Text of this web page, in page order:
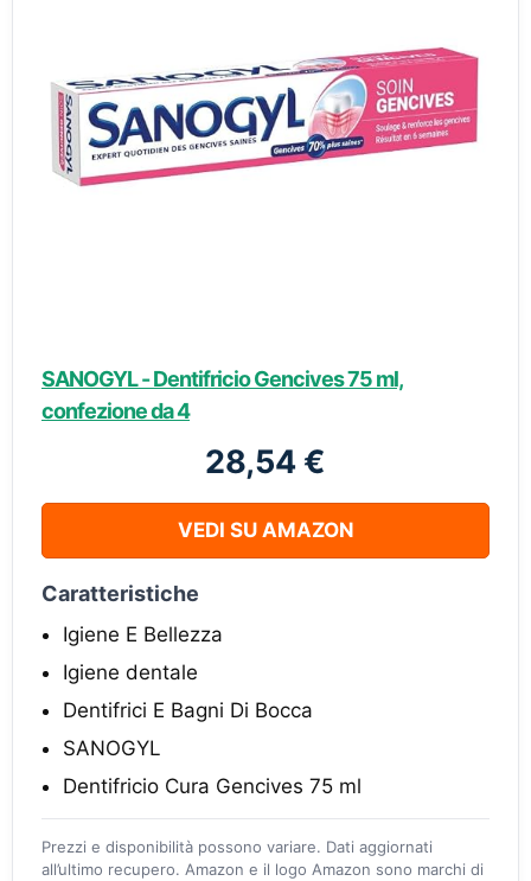
SANOGYL - Dentifricio Gencives 75 ml,
confezione da 4
28,54 €
VEDI SU AMAZON
Caratteristiche
Igiene E Bellezza
Igiene dentale
Dentifrici E Bagni Di Bocca
SANOGYL
Dentifricio Cura Gencives 75 ml
Prezzi e disponibilità possono variare. Dati aggiornati
all’ultimo recupero. Amazon e il logo Amazon sono marchi di